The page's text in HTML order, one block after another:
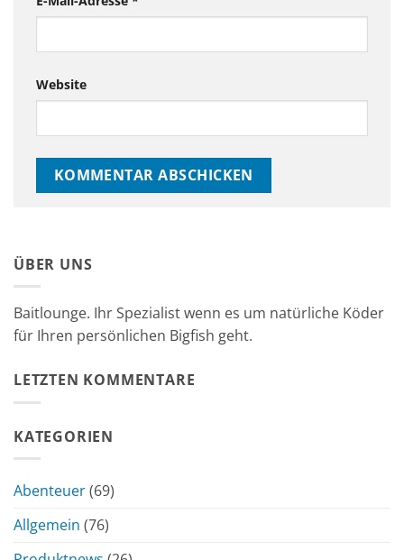
Website
ÜBER UNS
Baitlounge. Ihr Spezialist wenn es um natürliche Köder
für Ihren persönlichen Bigfish geht.
LETZTEN KOMMENTARE
KATEGORIEN
Abenteuer(69)
Allgemein (76)